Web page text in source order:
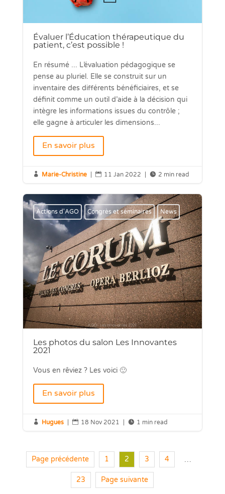
Évaluer l’Éducation thérapeutique du
patient, c’est possible !
En résumé ... L’évaluation pédagogique se
pense au pluriel. Elle se construit sur un
inventaire des différents bénéficiaires, et se
définit comme un outil d’aide à la décision qui
intègre les informations issues du contrôle ;
elle gagne à articuler les dimensions...
En savoir plus
 Marie-Christine  11 Jan 2022  2 min read
Actions d'AGO Congrès et séminaires News
Les photos du salon Les Innovantes
2021
Vous en rêviez ? Les voici 🙂
En savoir plus
 Hugues  18 Nov 2021  1 min read
Page précédente 1 2 3 4 …
23 Page suivante